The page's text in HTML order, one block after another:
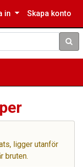
in Skapa konto
Sök
ligger utanför
bruten.